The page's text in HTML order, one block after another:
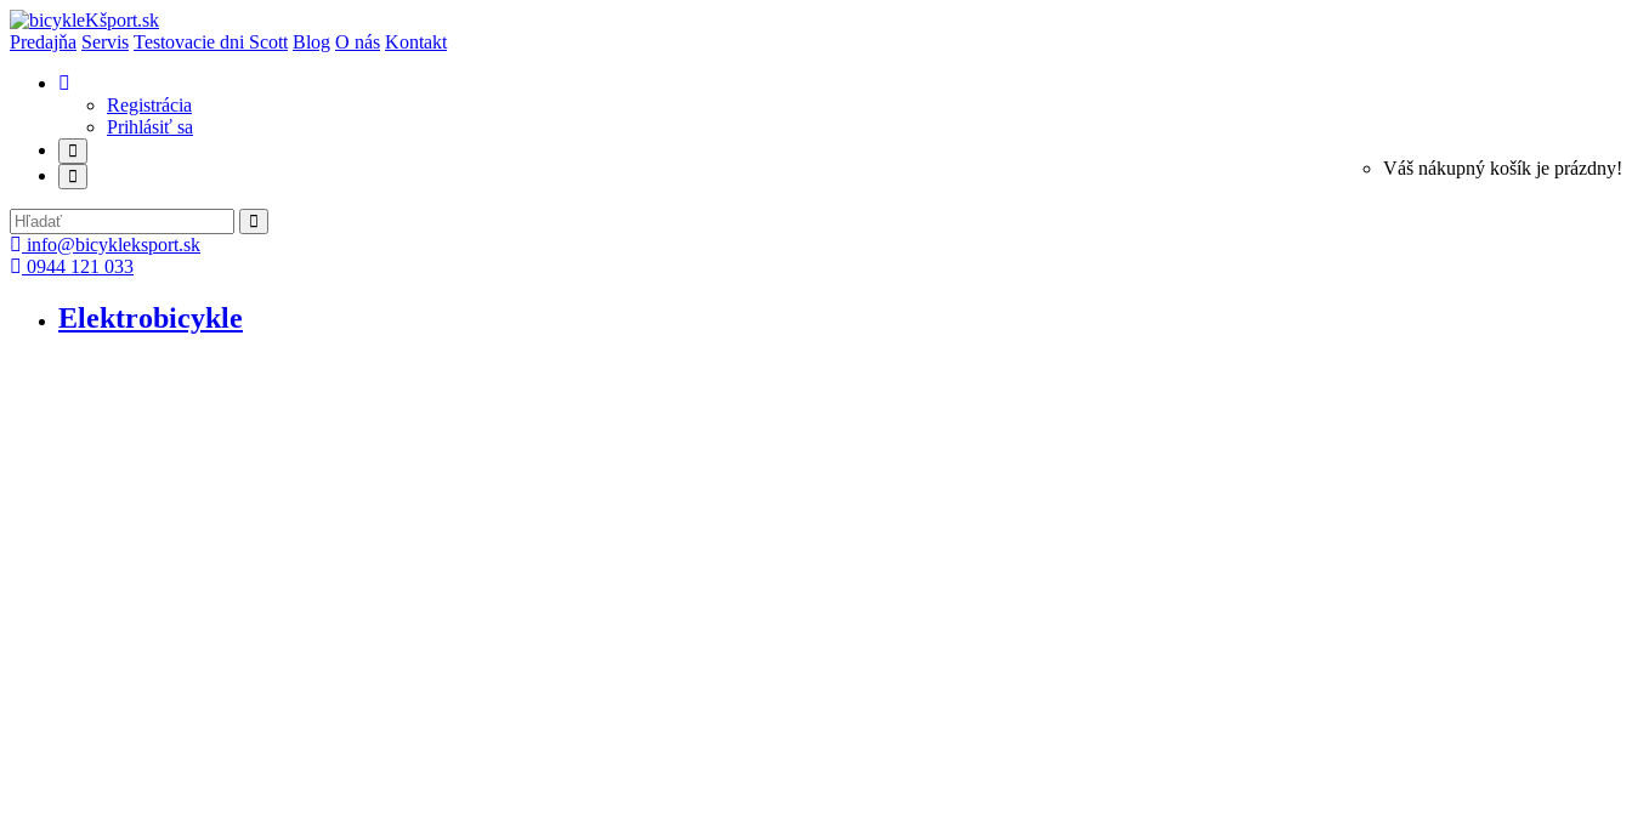
Predajňa Servis Testovacie dni Scott Blog O nás Kontakt
Registrácia
Prihlásiť sa
Váš nákupný košík je prázdny!
info@bicykleksport.sk
0944 121 033
Elektrobicykle